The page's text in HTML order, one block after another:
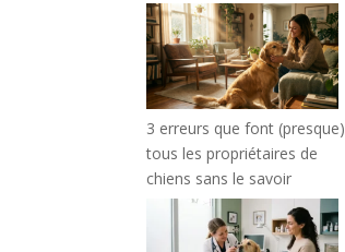
3 erreurs que font (presque)
tous les propriétaires de
chiens sans le savoir